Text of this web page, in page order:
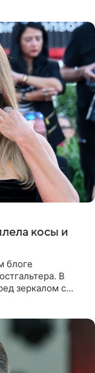
косы и
блоге
В
зеркалом с